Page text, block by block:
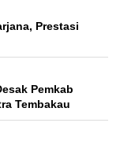
Prestasi
Pemkab
Tembakau